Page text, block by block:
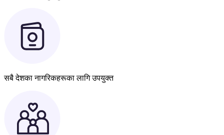
सबै देशका नागरिकहरूका लागि उपयुक्त